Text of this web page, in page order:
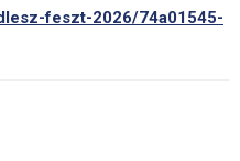
feszt-2026/74a01545-